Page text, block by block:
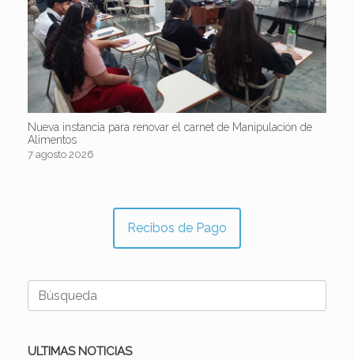
Nueva instancia para renovar el carnet de Manipulación de
Alimentos
7 agosto 2026
Recibos de Pago
Buscar:
ULTIMAS NOTICIAS